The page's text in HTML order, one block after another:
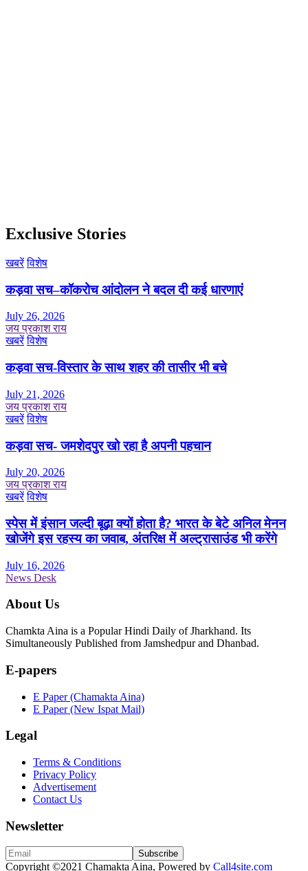
Exclusive Stories
खबरें विशेष
कड़वा सच–कॉकरोच आंदोलन ने बदल दी कई धारणाएं
July 26, 2026
जय प्रकाश राय
खबरें विशेष
कड़वा सच-विस्तार के साथ शहर की तासीर भी बचे
July 21, 2026
जय प्रकाश राय
खबरें विशेष
कड़वा सच- जमशेदपुर खो रहा है अपनी पहचान
July 20, 2026
जय प्रकाश राय
खबरें विशेष
स्पेस में इंसान जल्दी बूढ़ा क्यों होता है? भारत के बेटे अनिल मेनन
खोजेंगे इस रहस्य का जवाब, अंतरिक्ष में अल्ट्रासाउंड भी करेंगे
July 16, 2026
News Desk
About Us
Chamkta Aina is a Popular Hindi Daily of Jharkhand. Its
Simultaneously Published from Jamshedpur and Dhanbad.
E-papers
E Paper (Chamakta Aina)
E Paper (New Ispat Mail)
Legal
Terms & Conditions
Privacy Policy
Advertisement
Contact Us
Newsletter
Copyright©2021 Chamakta Aina, Powered by Call4site.com